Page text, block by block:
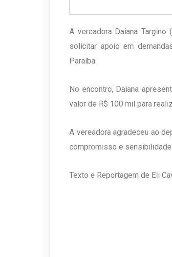
A vereadora Daiana
solicitar apoio em
Paraíba.
No encontro, Daiana
valor de R$ 100 mil para
A vereadora agradeceu ao
compromisso e sensibilidade
Texto e Reportagem de Eli